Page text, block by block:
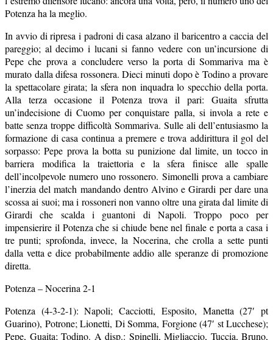
In avvio di ripresa i padroni di casa alzano il baricentro a caccia del
Pepe che prova a concludere verso la porta di Sommariva ma è
murato dalla difesa rossonera. Dieci minuti dopo è Todino a provare
la spettacolare girata; la sfera non inquadra lo specchio della porta.
Alla terza occasione il Potenza trova il pari: Guaita sfrutta
un’indecisione di Cuomo per conquistare palla, si invola a rete e
batte senza troppe difficoltà Sommariva. Sulle ali dell’entusiasmo la
formazione di casa continua a premere e trova addirittura il gol del
sorpasso: Pepe prova la botta su punizione dal limite, un tocco in
barriera modifica la traiettoria e la sfera finisce alle spalle
dell’incolpevole numero uno rossonero. Simonelli prova a cambiare
l’inerzia del match mandando dentro Alvino e Girardi per dare una
scossa ai suoi; ma i rossoneri non vanno oltre una girata dal limite di
Girardi che scalda i guantoni di Napoli. Troppo poco per
impensierire il Potenza che si chiude bene nel finale e porta a casa i
tre punti; sprofonda, invece, la Nocerina, che crolla a sette punti
dalla vetta e dice probabilmente addio alle speranze di promozione
diretta.
Potenza – Nocerina 2-1
Potenza (4-3-2-1): Napoli; Cacciotti, Esposito, Manetta (27′ pt
Pepe, Guaita; Todino. A disp.: Spinelli, Migliaccio, Tuccia, Bruno,
Claps, Sinisgalli. All.: Biagioni.